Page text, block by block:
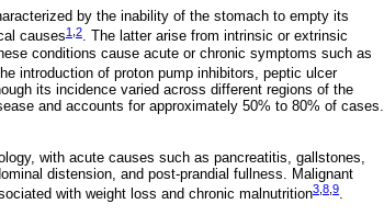
by the inability of the stomach to empty its
causes1 2. The latter arise from intrinsic or extrinsic
conditions cause acute or chronic symptoms such as
introduction of proton pump inhibitors, peptic ulcer
its incidence varied across different regions of the
and accounts for approximately 50% to 80% of cases.
with acute causes such as pancreatitis, gallstones,
distension, and post-prandial fullness. Malignant
with weight loss and chronic malnutrition3 8 9.